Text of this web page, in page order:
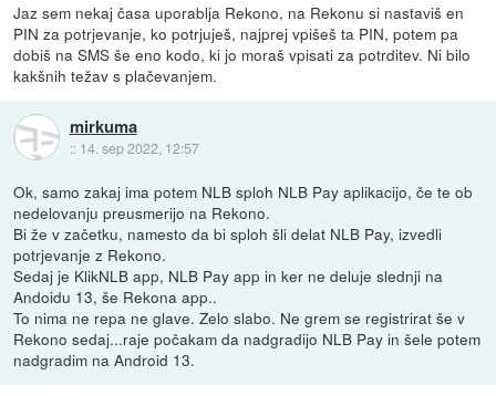
Jaz sem nekaj časa uporablja Rekono, na Rekonu si nastaviš en
PIN za potrjevanje, ko potrjuješ, najprej vpišeš ta PIN, potem pa
dobiš na SMS še eno kodo, ki jo moraš vpisati za potrditev. Ni bilo
kakšnih težav s plačevanjem.
mirkuma
:: 14. sep 2022, 12:57
Ok, samo zakaj ima potem NLB sploh NLB Pay aplikacijo, če te ob
nedelovanju preusmerijo na Rekono.
Bi že v začetku, namesto da bi sploh šli delat NLB Pay, izvedli
potrjevanje z Rekono.
Sedaj je KlikNLB app, NLB Pay app in ker ne deluje slednji na
Andoidu 13, še Rekona app..
To nima ne repa ne glave. Zelo slabo. Ne grem se registrirat še v
Rekono sedaj...raje počakam da nadgradijo NLB Pay in šele potem
nadgradim na Android 13.